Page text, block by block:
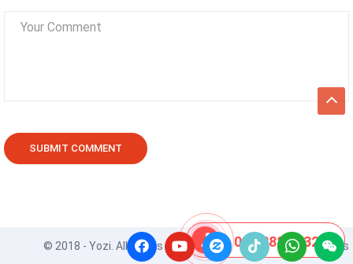
© 2018 - Yozi. All Rights Reserved. Powered by ApusThemes
08 8888 0532